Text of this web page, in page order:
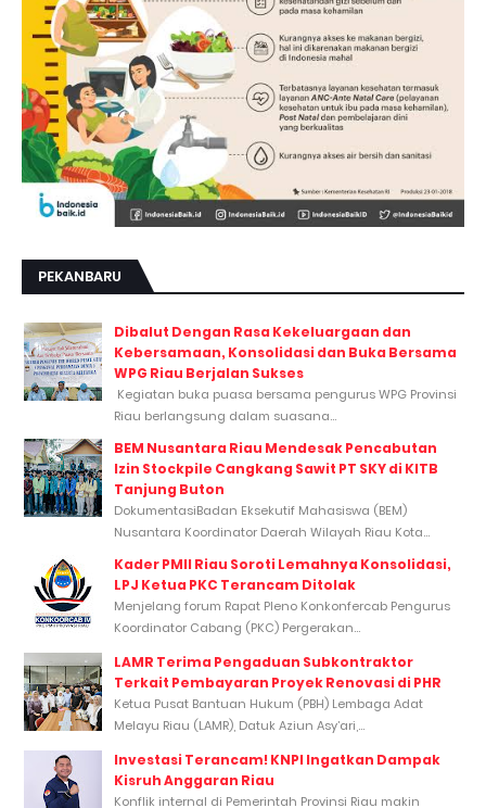
PEKANBARU
Dibalut Dengan Rasa Kekeluargaan dan
Kebersamaan, Konsolidasi dan Buka Bersama
WPG Riau Berjalan Sukses
Kegiatan buka puasa bersama pengurus WPG Provinsi
Riau berlangsung dalam suasana...
BEM Nusantara Riau Mendesak Pencabutan
Izin Stockpile Cangkang Sawit PT SKY di KITB
Tanjung Buton
DokumentasiBadan Eksekutif Mahasiswa (BEM)
Nusantara Koordinator Daerah Wilayah Riau Kota...
Kader PMII Riau Soroti Lemahnya Konsolidasi,
LPJ Ketua PKC Terancam Ditolak
Menjelang forum Rapat Pleno Konkonfercab Pengurus
Koordinator Cabang (PKC) Pergerakan...
LAMR Terima Pengaduan Subkontraktor
Terkait Pembayaran Proyek Renovasi di PHR
Ketua Pusat Bantuan Hukum (PBH) Lembaga Adat
Melayu Riau (LAMR), Datuk Aziun Asy’ari,...
Investasi Terancam! KNPI Ingatkan Dampak
Kisruh Anggaran Riau
Konflik internal di Pemerintah Provinsi Riau makin